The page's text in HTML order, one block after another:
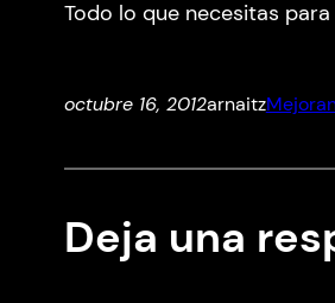
Todo lo que necesitas
octubre 16, 2012arnaitz
Deja una